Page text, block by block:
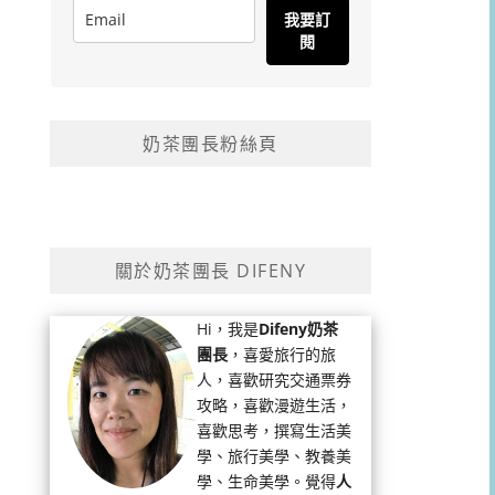
我要訂
閱
奶茶團長粉絲頁
關於奶茶團長 DIFENY
Hi，我是Difeny奶茶
團長 ，喜愛旅行的旅
人，喜歡研究交通票券
攻略，喜歡漫遊生活，
喜歡思考，撰寫生活美
學、旅行美學、教養美
學、生命美學。覺得人